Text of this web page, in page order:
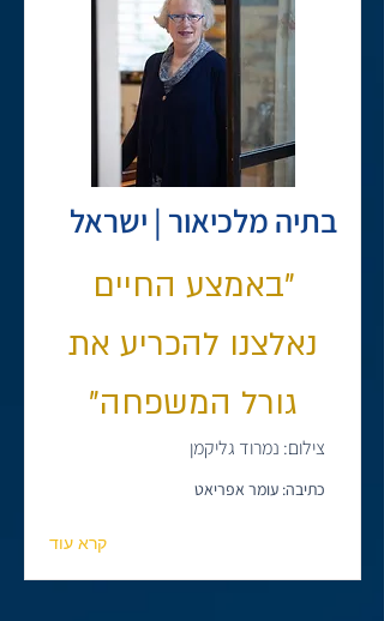
בתיה מלכיאור | ישראל
"באמצע החיים
נאלצנו להכריע את
גורל המשפחה"
צילום: נמרוד גליקמן
כתיבה: עומר אפריאט
קרא עוד